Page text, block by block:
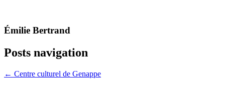
Émilie Bertrand
Posts navigation
← Centre culturel de Genappe